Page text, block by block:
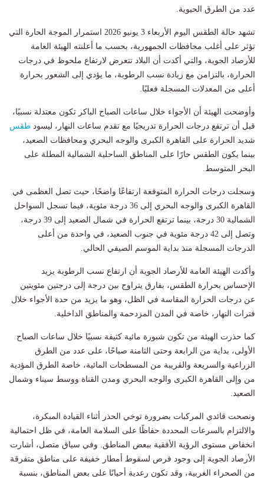
عدد من الطرق الحيوية.
تشهد حالة الطقس اليوم الأربعاء 3 يونيو 2026 استمرار الموجة الحارة التي
تؤثر على أغلب محافظات الجمهورية، بحسب ما أعلنته الهيئة العامة
للأرصاد الجوية، والتي أكدت أن البلاد تتعرض لارتفاع ملحوظ في درجات
الحرارة، بالتزامن مع زيادة نسب الرطوبة، ما يؤدي إلى الشعور بحرارة
أعلى من المعدلات المسجلة فعليًا.
وأوضحت الهيئة أن الأجواء خلال ساعات الصباح الباكر تكون معتدلة نسبيًا،
قبل أن ترتفع درجات الحرارة تدريجيًا مع تقدم ساعات النهار، ليسود طقس
شديد الحرارة على القاهرة الكبرى والوجه البحري ومحافظات الصعيد،
بينما يكون الطقس حارًا على المناطق الساحلية الشمالية المطلة على
البحر المتوسط.
وسجلت درجات الحرارة المتوقعة ارتفاعًا واضحًا، حيث تصل العظمى في
القاهرة الكبرى والوجه البحري إلى 36 درجة مئوية، فيما تسجل السواحل
الشمالية 30 درجة، بينما ترتفع الحرارة في شمال الصعيد إلى 39 درجة،
وتصل إلى 42 درجة مئوية في جنوب الصعيد، في واحدة من أعلى
الدرجات المسجلة منذ بداية الموسم الصيفي الحالي.
وأكدت الهيئة العامة للأرصاد الجوية أن ارتفاع نسب الرطوبة يزيد
الإحساس بحرارة الطقس، بفارق يتراوح بين درجة إلى درجتين مئويتين
عن درجات الحرارة المقاسة في الظل، وهو ما يزيد من حدة الأجواء خلال
فترات النهار، خاصة في المدن المزدحمة والمناطق الداخلية.
كما حذرت الهيئة من تكون شبورة مائية كثيفة نسبيًا خلال ساعات الصباح
الأولى، بداية من الرابعة وحتى الثامنة صباحًا، على عدد من الطرق
الزراعية والسريعة والقريبة من المسطحات المائية، خاصة الطرق المؤدية
من وإلى القاهرة الكبرى والوجه البحري ومدن القناة ووسط سيناء وشمال
الصعيد.
ونصحت قائدي المركبات بضرورة توخي الحذر أثناء القيادة المبكرة،
والالتزام بالسرعات المحددة حفاظًا على السلامة العامة، في ظل احتمالية
انخفاض مستوى الرؤية الأفقية ببعض المناطق. وفي سياق متصل، أشارت
الأرصاد الجوية إلى وجود فرص لسقوط أمطار خفيفة على مناطق متفرقة
من الصحراء الغربية، وقد تكون رعدية أحيانًا على بعض المناطق، بنسبة